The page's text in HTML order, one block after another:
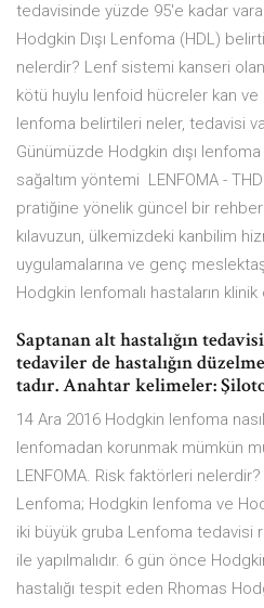
tedavisinde yüzde 95'e kadar
Hodgkin Dışı Lenfoma (HDL)
nelerdir? Lenf sistemi kanseri
kötü huylu lenfoid hücreler kan
lenfoma belirtileri neler, tedavisi
Günümüzde Hodgkin dışı
sağaltım yöntemi LENFOMA -
pratiğine yönelik güncel bir
kılavuzun, ülkemizdeki kanbilim
uygulamalarına ve genç
Hodgkin lenfomalı hastaların
Saptanan alt hastalığın
tedaviler de hastalığın
tadır. Anahtar kelimeler:
14 Ara 2016 Hodgkin lenfoma
lenfomadan korunmak mümkün
LENFOMA. Risk faktörleri
Lenfoma; Hodgkin lenfoma ve
iki büyük gruba Lenfoma tedavisi
ile yapılmalıdır. 6 gün önce
hastalığı tespit eden Rhomas